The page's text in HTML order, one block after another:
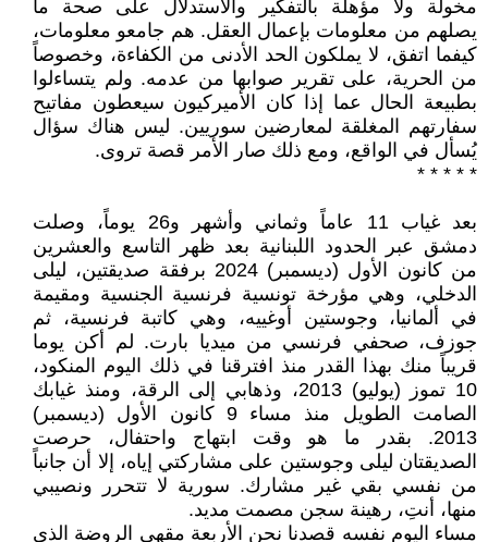
مخولة ولا مؤهلة بالتفكير والاستدلال على صحة ما
يصلهم من معلومات بإعمال العقل. هم جامعو معلومات،
كيفما اتفق، لا يملكون الحد الأدنى من الكفاءة، وخصوصاً
من الحرية، على تقرير صوابها من عدمه. ولم يتساءلوا
بطبيعة الحال عما إذا كان الأميركيون سيعطون مفاتيح
سفارتهم المغلقة لمعارضين سوريين. ليس هناك سؤال
يُسأل في الواقع، ومع ذلك صار الأمر قصة تروى.
* * * * *
بعد غياب 11 عاماً وثماني وأشهر و26 يوماً، وصلت
دمشق عبر الحدود اللبنانية بعد ظهر التاسع والعشرين
من كانون الأول (ديسمبر) 2024 برفقة صديقتين، ليلى
الدخلي، وهي مؤرخة تونسية فرنسية الجنسية ومقيمة
في ألمانيا، وجوستين أوغييه، وهي كاتبة فرنسية، ثم
جوزف، صحفي فرنسي من ميديا بارت. لم أكن يوما
قريباً منك بهذا القدر منذ افترقنا في ذلك اليوم المنكود،
10 تموز (يوليو) 2013، وذهابي إلى الرقة، ومنذ غيابك
الصامت الطويل منذ مساء 9 كانون الأول (ديسمبر)
2013. بقدر ما هو وقت ابتهاج واحتفال، حرصت
الصديقتان ليلى وجوستين على مشاركتي إياه، إلا أن جانباً
من نفسي بقي غير مشارك. سورية لا تتحرر ونصيبي
منها، أنتِ، رهينة سجن مصمت مديد.
مساء اليوم نفسه قصدنا نحن الأربعة مقهى الروضة الذي